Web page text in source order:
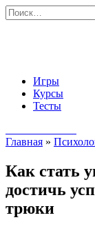
Перейти
к
Search
for:
Игры
Курсы
Тесты
Главная »
Как стать
достичь
трюки